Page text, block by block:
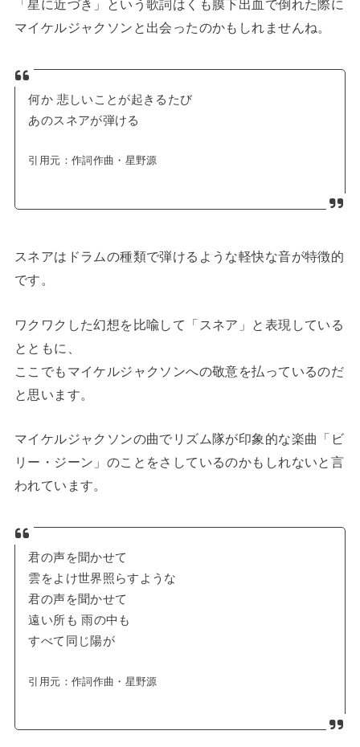
「星に近づき」という歌詞はくも膜下出血で倒れた際に
マイケルジャクソンと出会ったのかもしれませんね。
何か 悲しいことが起きるたび
あのスネアが弾ける
引用元： 作詞作曲・星野源
スネアはドラムの種類で弾けるような軽快な音が特徴的
です。
ワクワクした幻想を比喩して「スネア」と表現している
とともに、
ここでもマイケルジャクソンへの敬意を払っているのだ
と思います。
マイケルジャクソンの曲でリズム隊が印象的な楽曲「ビ
リー・ジーン」のことをさしているのかもしれないと言
われています。
君の声を聞かせて
雲をよけ世界照らすような
君の声を聞かせて
遠い所も 雨の中も
すべて同じ陽が
引用元： 作詞作曲・星野源